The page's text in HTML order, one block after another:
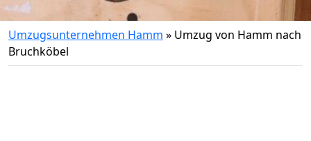
Umzugsunternehmen Hamm » Umzug von Hamm nach
Bruchköbel